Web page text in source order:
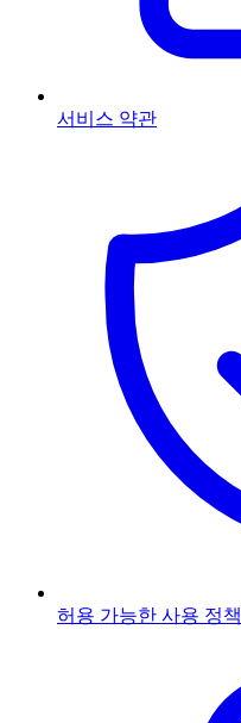
서비스 약관
허용 가능한 사용 정책